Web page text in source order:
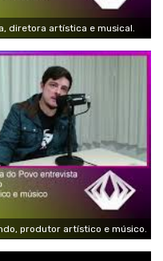
diretora artística e musical.
produtor artístico e músico.